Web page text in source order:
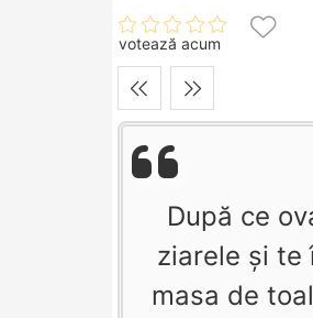
votează acum
După ce
ziarele şi te
masa de